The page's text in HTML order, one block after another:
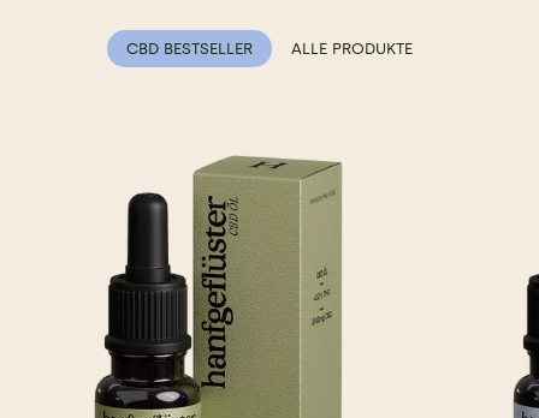
CBD BESTSELLER ALLE PRODUKTE